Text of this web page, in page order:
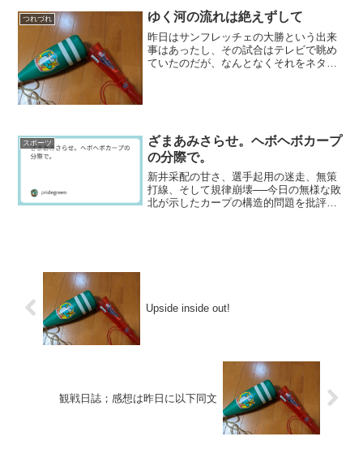
で、要するにカープが4連...
つれづれ ゆく河の流れは絶えずして
昨日はサンフレッチェの大勝という出来
事はあったし、その試合はテレビで眺め
ていたのだが、なんとなくそれをネタに
スポーツ
ざまあみさらせ。ヘボヘボカープ
の分際で。
新井采配の甘さ、選手起用の迷走、無策
打線、そして規律崩壊──今日の無様な敗
北が示したカープの構造的問題を批評的
Upside inside out!
観戦日誌；感想は昨日に以下同文